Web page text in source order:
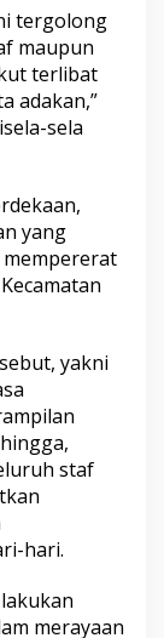
tergolong
maupun
terlibat
adakan,”
sela
yang
yakni
staf
hari.
merayaan